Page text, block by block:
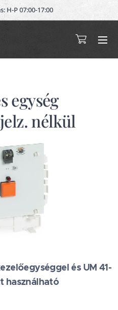
H-P 07:00-17:00
egység
nélkül
és UM 41-
használható